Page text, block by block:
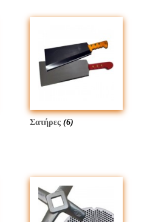
Σατήρες(6)